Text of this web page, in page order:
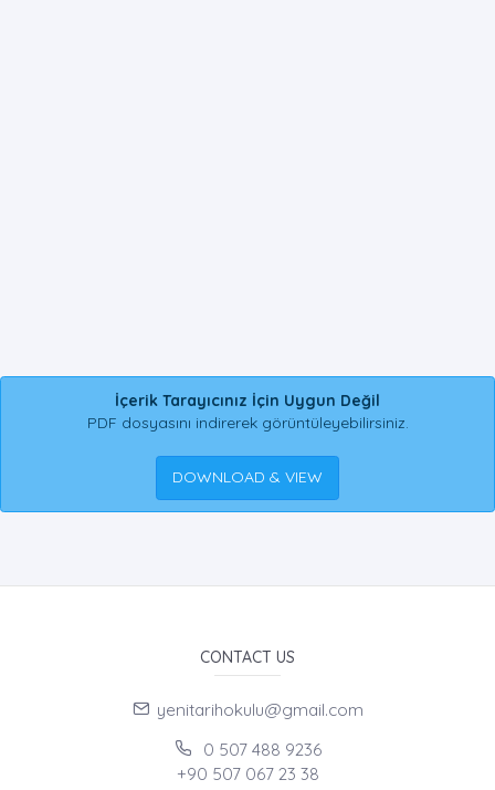
İçerik Tarayıcınız İçin Uygun Değil
PDF dosyasını indirerek görüntüleyebilirsiniz.
DOWNLOAD & VIEW
CONTACT US
yenitarihokulu@gmail.com
0 507 488 9236
+90 507 067 23 38